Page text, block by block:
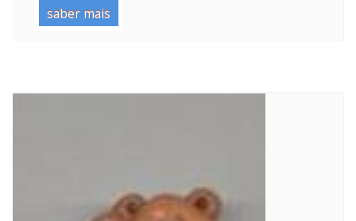
saber mais